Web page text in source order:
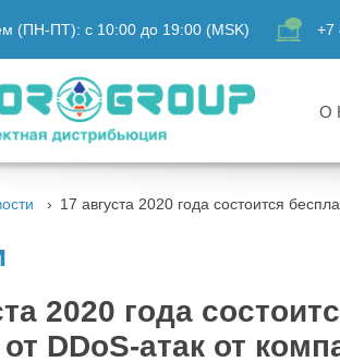
(ПН-ПТ): с 10:00 до 19:00 (MSK) +7
О
17 августа 2020 года состоится
2020 года
DDoS-атак от